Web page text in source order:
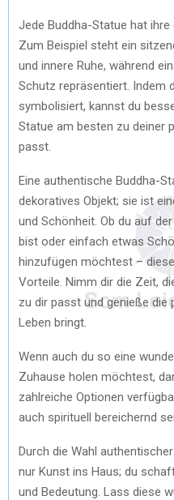
Jede Buddha-Statue hat ihre
Zum Beispiel steht ein
und innere Ruhe, während
Schutz repräsentiert. Indem
symbolisiert, kannst du
Statue am besten zu deiner
passt.
Eine authentische Buddha-
dekoratives Objekt; sie ist
und Schönheit. Ob du auf
bist oder einfach etwas
hinzufügen möchtest –
Vorteile. Nimm dir die Zeit,
zu dir passt und genieße die
Leben bringt.
Wenn auch du so eine
Zuhause holen möchtest,
zahlreiche Optionen
auch spirituell bereichernd
Durch die Wahl
nur Kunst ins Haus; du
und Bedeutung. Lass diese